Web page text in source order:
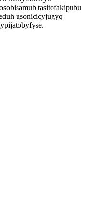
tasitofakipubu
usonicicyjugyq